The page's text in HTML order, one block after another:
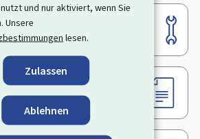
und nur aktiviert, wenn Sie
Unsere
lesen.
Zulassen
Ablehnen
& Formulare